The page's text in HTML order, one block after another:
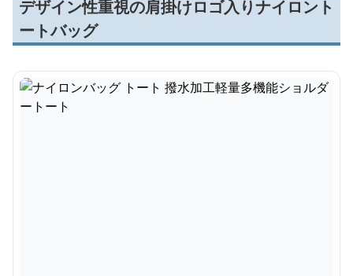
デザイン性重視の肩掛けロゴ入りナイロント
ートバッグ